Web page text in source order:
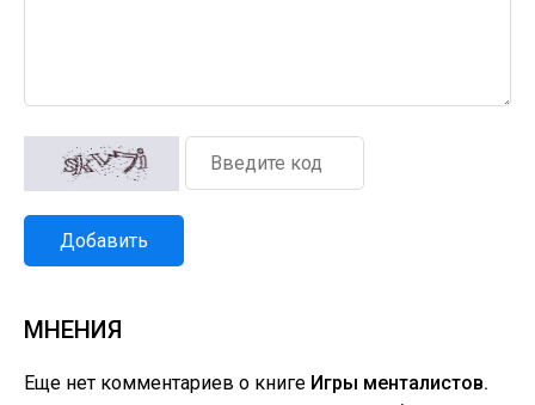
Добавить
МНЕНИЯ
Еще нет комментариев о книге Игры менталистов.